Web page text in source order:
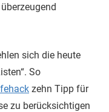
sich die heute
So
zehn Tipp für
zu berücksichtigen